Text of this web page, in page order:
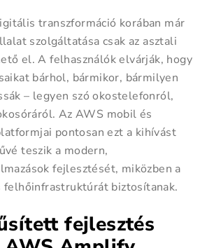
transzformáció korában már
szolgáltatása csak az asztali
el. A felhasználók elvárják, hogy
bárhol, bármikor, bármilyen
– legyen szó okostelefonról,
Az AWS mobil és
pontosan ezt a kihívást
teszik a modern,
fejlesztését, miközben a
felhőinfrastruktúrát biztosítanak.
fejlesztés